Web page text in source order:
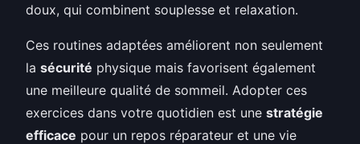
doux, qui combinent souplesse et relaxation.
Ces routines adaptées améliorent non seulement
la sécurité physique mais favorisent également
une meilleure qualité de sommeil. Adopter ces
exercices dans votre quotidien est une stratégie
efficace pour un repos réparateur et une vie